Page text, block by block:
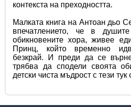
контекста на преходността.
Малката книга на Антоан дьо
впечатлението, че в
обикновените хора, живее
Принц, който временно
безкрай. И преди да се
трябва да сподели своята
детски чиста мъдрост с тези тук